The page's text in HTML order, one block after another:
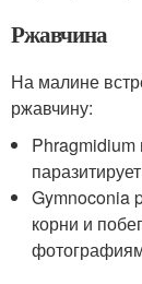
Ржавчина
На малине
ржавчину:
Gymnoconia
корни и